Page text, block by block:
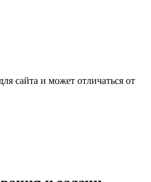
сайта и может отличаться от